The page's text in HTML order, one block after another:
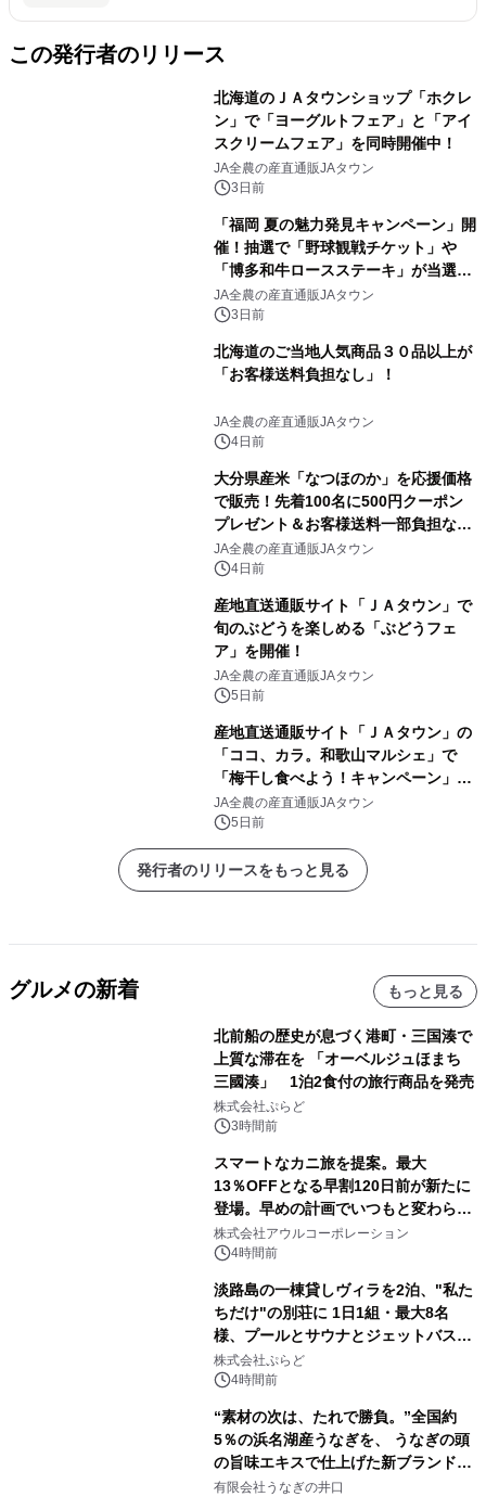
この発行者のリリース
北海道のＪＡタウンショップ「ホクレ
ン」で「ヨーグルトフェア」と「アイ
スクリームフェア」を同時開催中！
JA全農の産直通販JAタウン
3日前
「福岡 夏の魅力発見キャンペーン」開
催！抽選で「野球観戦チケット」や
「博多和牛ロースステーキ」が当選！
さらに500円クーポンプレゼント～Ｊ
Ａタウン「博多うまかショップ」で８
月１１日まで～
JA全農の産直通販JAタウン
3日前
北海道のご当地人気商品３０品以上が
「お客様送料負担なし」！
JA全農の産直通販JAタウン
4日前
大分県産米「なつほのか」を応援価格
で販売！先着100名に500円クーポン
プレゼント＆お客様送料一部負担な
し！ＪＡタウンの「まるっと完食おお
いた」でキャンペーン開催
JA全農の産直通販JAタウン
4日前
産地直送通販サイト「ＪＡタウン」で
旬のぶどうを楽しめる「ぶどうフェ
ア」を開催！
JA全農の産直通販JAタウン
5日前
産地直送通販サイト「ＪＡタウン」の
「ココ、カラ。和歌山マルシェ」で
「梅干し食べよう！キャンペーン」を
開催！
JA全農の産直通販JAタウン
5日前
発行者のリリースをもっと見る
グルメの新着 もっと見る
北前船の歴史が息づく港町・三国湊で
上質な滞在を 「オーベルジュほまち
三國湊」 1泊2食付の旅行商品を発売
株式会社ぷらど
3時間前
スマートなカニ旅を提案。最大
13％OFFとなる早割120日前が新たに
登場。早めの計画でいつもと変わらぬ
大人の冬旅を。ー夕日ヶ浦温泉「佳松
苑 別邸ふうか」ー
株式会社アウルコーポレーション
4時間前
淡路島の一棟貸しヴィラを2泊、"私た
ちだけ"の別荘に 1日1組・最大8名
様、プールとサウナとジェットバス付
きで Villa Mon Temps AWAJIの連泊
素泊りプラン
株式会社ぷらど
4時間前
“素材の次は、たれで勝負。”全国約
5％の浜名湖産うなぎを、 うなぎの頭
の旨味エキスで仕上げた新ブランド
「井口の誉」誕生
有限会社うなぎの井口